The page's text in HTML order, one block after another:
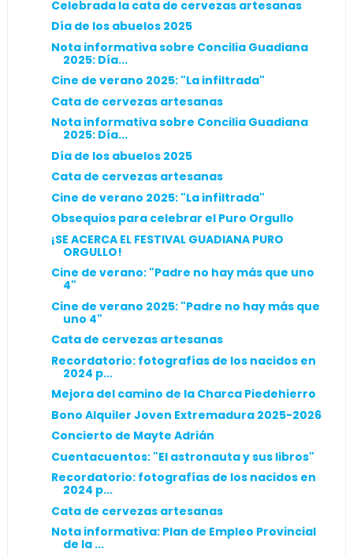
Celebrada la cata de cervezas artesanas
Día de los abuelos 2025
Nota informativa sobre Concilia Guadiana
2025: Día...
Cine de verano 2025: "La infiltrada"
Cata de cervezas artesanas
Nota informativa sobre Concilia Guadiana
2025: Día...
Día de los abuelos 2025
Cata de cervezas artesanas
Cine de verano 2025: "La infiltrada"
Obsequios para celebrar el Puro Orgullo
¡SE ACERCA EL FESTIVAL GUADIANA PURO
ORGULLO!
Cine de verano: "Padre no hay más que uno
4"
Cine de verano 2025: "Padre no hay más que
uno 4"
Cata de cervezas artesanas
Recordatorio: fotografías de los nacidos en
2024 p...
Mejora del camino de la Charca Piedehierro
Bono Alquiler Joven Extremadura 2025-2026
Concierto de Mayte Adrián
Cuentacuentos: "El astronauta y sus libros"
Recordatorio: fotografías de los nacidos en
2024 p...
Cata de cervezas artesanas
Nota informativa: Plan de Empleo Provincial
de la ...